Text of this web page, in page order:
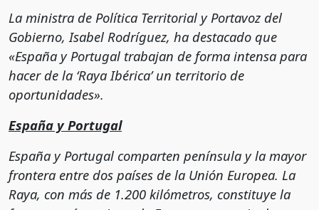
La ministra de Política Territorial y Portavoz del
Gobierno, Isabel Rodríguez, ha destacado que
«España y Portugal trabajan de forma intensa para
hacer de la ‘Raya Ibérica’ un territorio de
oportunidades».
España y Portugal
España y Portugal comparten península y la mayor
frontera entre dos países de la Unión Europea. La
Raya, con más de 1.200 kilómetros, constituye la